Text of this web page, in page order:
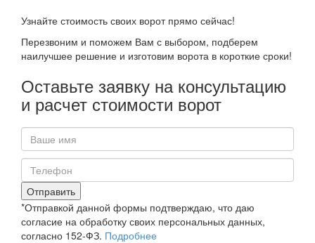
Узнайте стоимость своих ворот прямо сейчас!
Перезвоним и поможем Вам с выбором, подберем
наилучшее решение и изготовим ворота в короткие сроки!
Оставьте заявку на консультацию
и расчет стоимости ворот
Отправить
*Отправкой данной формы подтверждаю, что даю
согласие на обработку своих персональных данных,
согласно 152-ФЗ. Подробнее